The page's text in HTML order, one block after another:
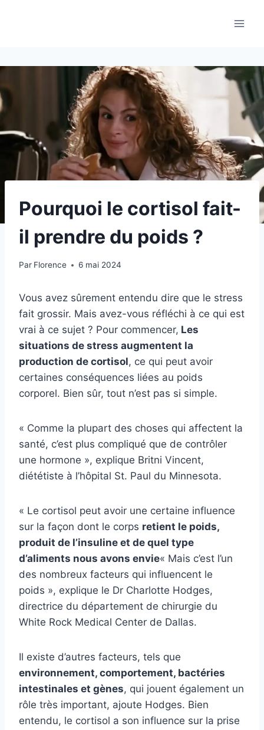
Pourquoi le cortisol fait-
il prendre du poids ?
Par Florence 6 mai 2024
Vous avez sûrement entendu dire que le stress
fait grossir. Mais avez-vous réfléchi à ce qui est
vrai à ce sujet ? Pour commencer, Les
situations de stress augmentent la
production de cortisol, ce qui peut avoir
certaines conséquences liées au poids
corporel. Bien sûr, tout n’est pas si simple.
« Comme la plupart des choses qui affectent la
santé, c’est plus compliqué que de contrôler
une hormone », explique Britni Vincent,
diététiste à l’hôpital St. Paul du Minnesota.
« Le cortisol peut avoir une certaine influence
sur la façon dont le corps retient le poids,
produit de l’insuline et de quel type
d’aliments nous avons envie« Mais c’est l’un
des nombreux facteurs qui influencent le
poids », explique le Dr Charlotte Hodges,
directrice du département de chirurgie du
White Rock Medical Center de Dallas.
Il existe d’autres facteurs, tels que
environnement, comportement, bactéries
intestinales et gènes, qui jouent également un
rôle très important, ajoute Hodges. Bien
entendu, le cortisol a son influence sur la prise